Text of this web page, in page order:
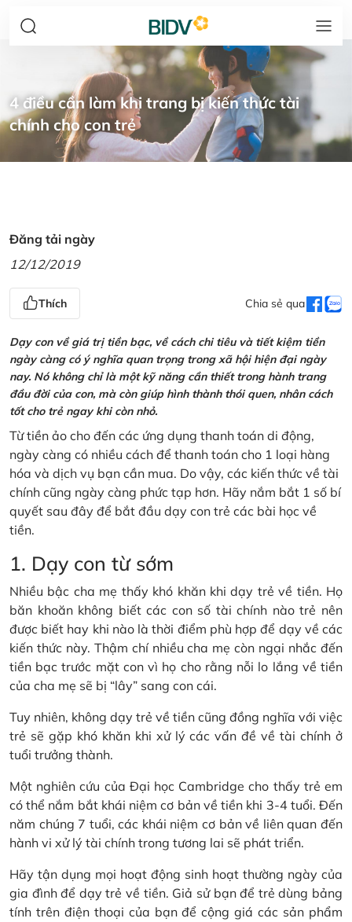
4 điều cần làm khi trang bị kiến thức tài
chính cho con trẻ
Đăng tải ngày
12/12/2019
Thích Chia sẻ qua
Dạy con về giá trị tiền bạc, về cách chi tiêu và tiết kiệm tiền
ngày càng có ý nghĩa quan trọng trong xã hội hiện đại ngày
nay. Nó không chỉ là một kỹ năng cần thiết trong hành trang
đầu đời của con, mà còn giúp hình thành thói quen, nhân cách
tốt cho trẻ ngay khi còn nhỏ.
Từ tiền ảo cho đến các ứng dụng thanh toán di động,
ngày càng có nhiều cách để thanh toán cho 1 loại hàng
hóa và dịch vụ bạn cần mua. Do vậy, các kiến thức về tài
chính cũng ngày càng phức tạp hơn. Hãy nắm bắt 1 số bí
quyết sau đây để bắt đầu dạy con trẻ các bài học về
tiền.
1. Dạy con từ sớm
Nhiều bậc cha mẹ thấy khó khăn khi dạy trẻ về tiền. Họ
băn khoăn không biết các con số tài chính nào trẻ nên
được biết hay khi nào là thời điểm phù hợp để dạy về các
kiến thức này. Thậm chí nhiều cha mẹ còn ngại nhắc đến
tiền bạc trước mặt con vì họ cho rằng nỗi lo lắng về tiền
của cha mẹ sẽ bị “lây” sang con cái.
Tuy nhiên, không dạy trẻ về tiền cũng đồng nghĩa với việc
trẻ sẽ gặp khó khăn khi xử lý các vấn đề về tài chính ở
tuổi trưởng thành.
Một nghiên cứu của Đại học Cambridge cho thấy trẻ em
có thể nắm bắt khái niệm cơ bản về tiền khi 3-4 tuổi. Đến
năm chúng 7 tuổi, các khái niệm cơ bản về liên quan đến
hành vi xử lý tài chính trong tương lai sẽ phát triển.
Hãy tận dụng mọi hoạt động sinh hoạt thường ngày của
gia đình để dạy trẻ về tiền. Giả sử bạn để trẻ dùng bảng
tính trên điện thoại của bạn để cộng giá các sản phẩm